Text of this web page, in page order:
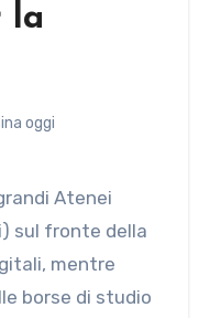
la
oggi
sul fronte della
mentre
borse di studio